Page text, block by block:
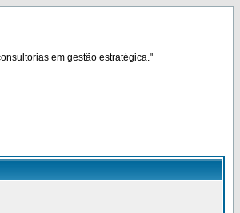
em gestão estratégica."